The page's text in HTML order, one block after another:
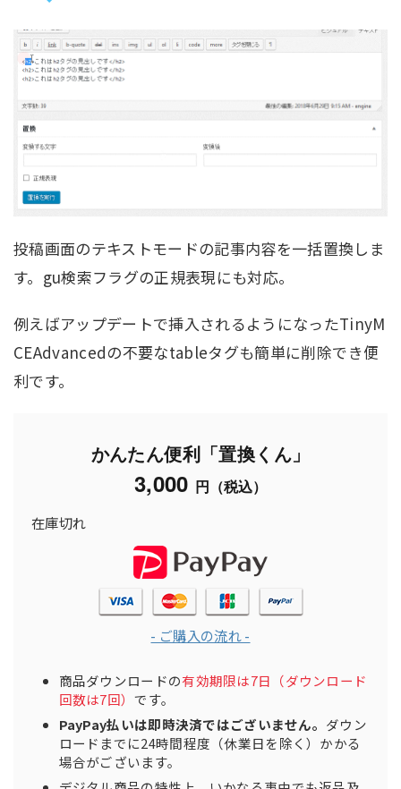
投稿画面のテキストモードの記事内容を一括置換しま
す。gu検索フラグの正規表現にも対応。
例えばアップデートで挿入されるようになったTinyM
CEAdvancedの不要なtableタグも簡単に削除でき便
利です。
かんたん便利「置換くん」
3,000 円（税込）
在庫切れ
- ご購入の流れ -
商品ダウンロードの有効期限は7日（ダウンロード
回数は7回）です。
PayPay払いは即時決済ではございません。 ダウン
ロードまでに24時間程度（休業日を除く）かかる
場合がございます。